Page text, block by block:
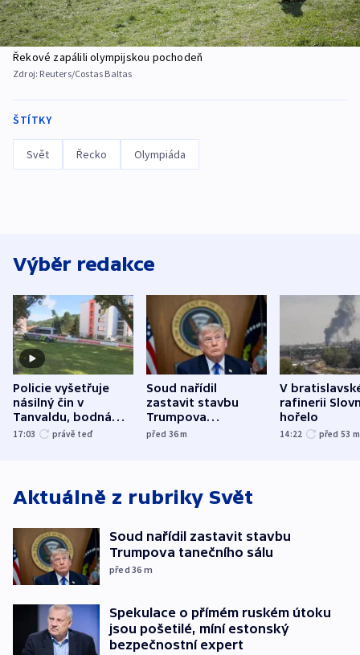
Řekové zapálili olympijskou pochodeň
Zdroj: Reuters/Costas Baltas
ŠTÍTKY
Svět Řecko Olympiáda
Výběr redakce
Policie vyšetřuje
násilný čin v
Tanvaldu, bodná
zranění při něm
17:03 právě teď
Soud nařídil
zastavit stavbu
Trumpova
tanečního sálu
před 36m
V
rafinerii
hořelo
14:22 před 53 m
Aktuálně z rubriky Svět
Soud nařídil zastavit stavbu
Trumpova tanečního sálu
před 36 m
Spekulace o přímém ruském útoku
jsou pošetilé, míní estonský
bezpečnostní expert